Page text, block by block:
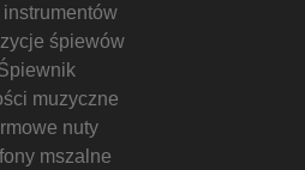
instrumentów
śpiewów
muzyczne
nuty
mszalne